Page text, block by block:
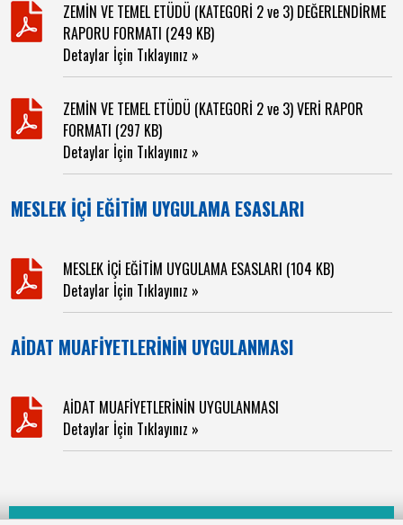
ZEMİN VE TEMEL ETÜDÜ (KATEGORİ 2 ve 3) DEĞERLENDİRME
RAPORU FORMATI (249 KB)
Detaylar İçin Tıklayınız »
ZEMİN VE TEMEL ETÜDÜ (KATEGORİ 2 ve 3) VERİ RAPOR
FORMATI (297 KB)
Detaylar İçin Tıklayınız »
MESLEK İÇİ EĞİTİM UYGULAMA ESASLARI
MESLEK İÇİ EĞİTİM UYGULAMA ESASLARI (104 KB)
Detaylar İçin Tıklayınız »
AİDAT MUAFİYETLERİNİN UYGULANMASI
AİDAT MUAFİYETLERİNİN UYGULANMASI
Detaylar İçin Tıklayınız »